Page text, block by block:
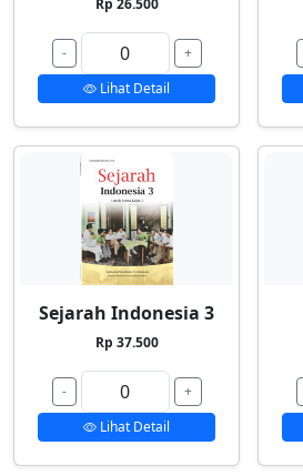
Rp 26.500
-
+
Lihat Detail
Sejarah Indonesia 3
Rp 37.500
-
+
Lihat Detail